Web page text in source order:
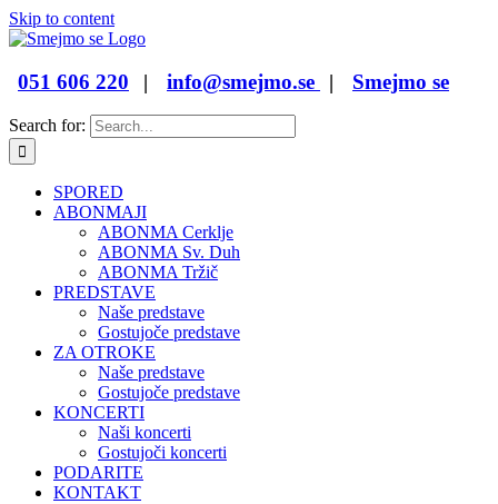
Skip to content
051 606 220 | info@smejmo.se | Smejmo se
Search for:
SPORED
ABONMAJI
ABONMA Cerklje
ABONMA Sv. Duh
ABONMA Tržič
PREDSTAVE
Naše predstave
Gostujoče predstave
ZA OTROKE
Naše predstave
Gostujoče predstave
KONCERTI
Naši koncerti
Gostujoči koncerti
PODARITE
KONTAKT